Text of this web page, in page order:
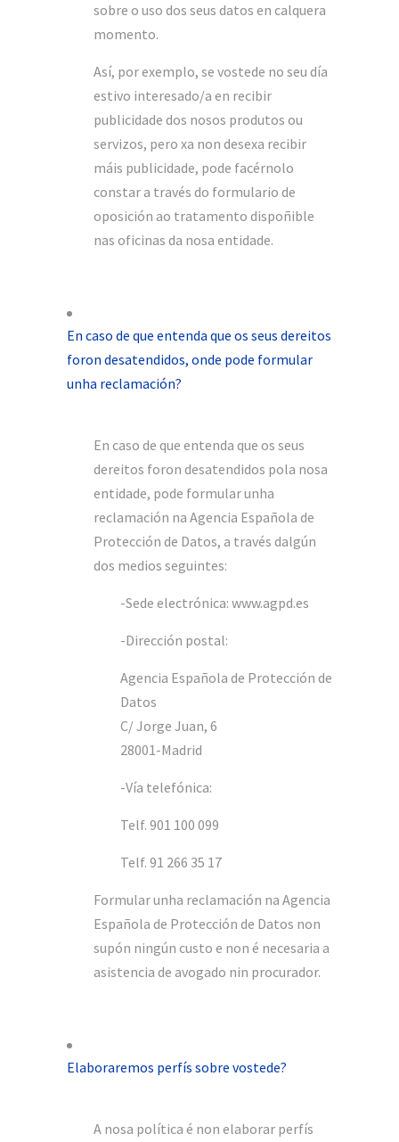
sobre o uso dos seus datos en calquera
momento.
Así, por exemplo, se vostede no seu día
estivo interesado/a en recibir
publicidade dos nosos produtos ou
servizos, pero xa non desexa recibir
máis publicidade, pode facérnolo
constar a través do formulario de
oposición ao tratamento dispoñible
nas oficinas da nosa entidade.
En caso de que entenda que os seus dereitos
foron desatendidos, onde pode formular
unha reclamación?
En caso de que entenda que os seus
dereitos foron desatendidos pola nosa
entidade, pode formular unha
reclamación na Agencia Española de
Protección de Datos, a través dalgún
dos medios seguintes:
-Sede electrónica: www.agpd.es
-Dirección postal:
Agencia Española de Protección de
Datos
C/ Jorge Juan, 6
28001-Madrid
-Vía telefónica:
Telf. 901 100 099
Telf. 91 266 35 17
Formular unha reclamación na Agencia
Española de Protección de Datos non
supón ningún custo e non é necesaria a
asistencia de avogado nin procurador.
Elaboraremos perfís sobre vostede?
A nosa política é non elaborar perfís